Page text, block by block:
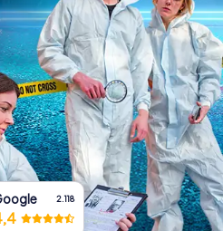
buchen
bestellen
2.118